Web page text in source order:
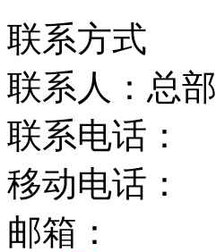
联系方式
联系人：总部
联系电话：
移动电话：
邮箱：